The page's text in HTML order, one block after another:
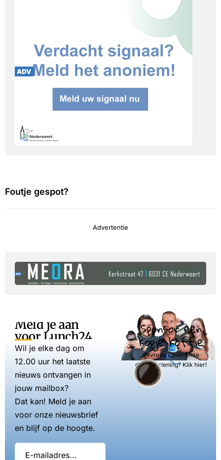
Foutje gespot?
Advertentie
Meld je aan
voor Lunch24
Wil je elke dag om
12.00 uur het laatste
nieuws ontvangen in
jouw mailbox?
Dat kan! Meld je aan
voor onze nieuwsbrief
en blijf op de hoogte.
Sponsor een
kopje koffie
Tevreden over onze
dienstverlening? Klik hier!